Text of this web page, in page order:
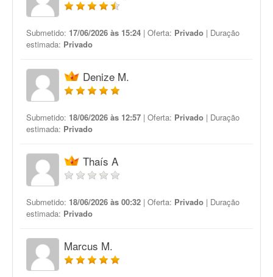
Submetido: 17/06/2026 às 15:24 | Oferta: Privado | Duração
estimada: Privado
Denize M.
Submetido: 18/06/2026 às 12:57 | Oferta: Privado | Duração
estimada: Privado
Thaís A
Submetido: 18/06/2026 às 00:32 | Oferta: Privado | Duração
estimada: Privado
Marcus M.